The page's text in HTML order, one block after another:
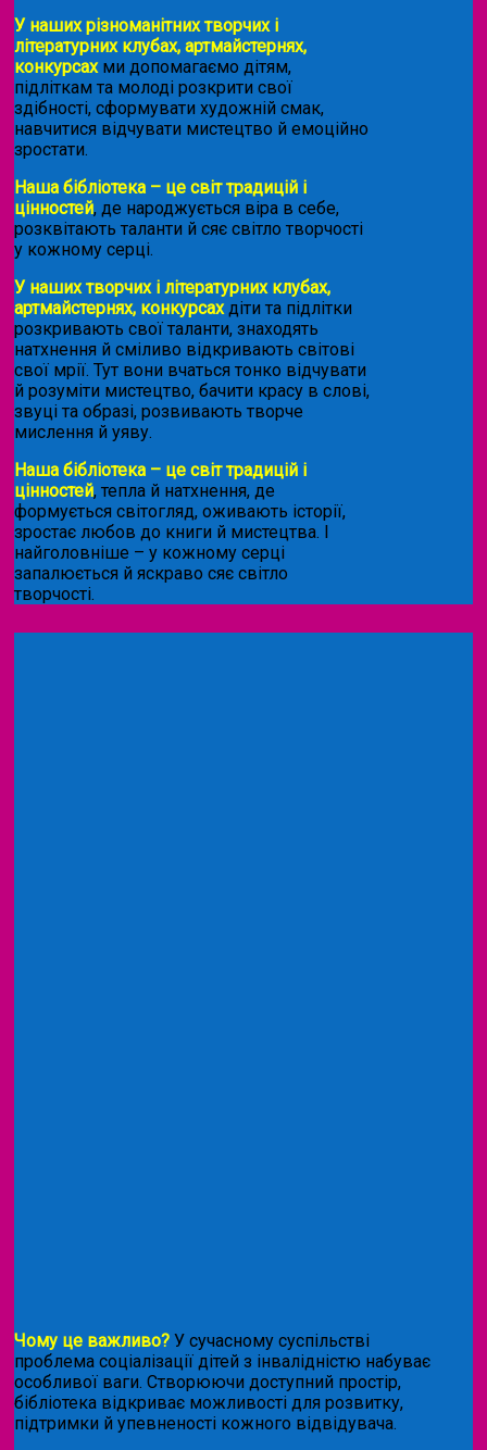
У наших різноманітних творчих і
літературних клубах, артмайстернях,
конкурсахми допомагаємо дітям,
підліткам та молоді розкрити свої
здібності, сформувати художній смак,
навчитися відчувати мистецтво й емоційно
зростати.
Наша бібліотека – це світ традицій і
цінностей, де народжується віра в себе,
розквітають таланти й сяє світло творчості
у кожному серці.
У наших творчих і літературних клубах,
артмайстернях, конкурсахдіти та підлітки
розкривають свої таланти, знаходять
натхнення й сміливо відкривають світові
свої мрії. Тут вони вчаться тонко відчувати
й розуміти мистецтво, бачити красу в слові,
звуці та образі, розвивають творче
мислення й уяву.
Наша бібліотека – це світ традицій і
цінностей, тепла й натхнення, де
формується світогляд, оживають історії,
зростає любов до книги й мистецтва. І
найголовніше – у кожному серці
запалюється й яскраво сяє світло
творчості.
Чому це важливо? У сучасному суспільстві
проблема соціалізації дітей з інвалідністю набуває
особливої ваги. Створюючи доступний простір,
бібліотека відкриває можливості для розвитку,
підтримки й упевненості кожного відвідувача.